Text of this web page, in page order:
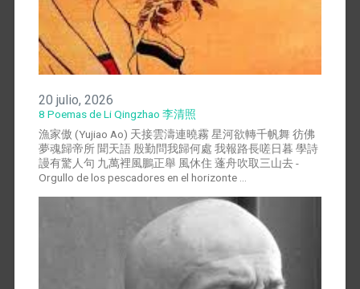
20 julio, 2026
8 Poemas de Li Qingzhao 李清照
漁家傲 (Yujiao Ao) 天接雲濤連曉霧 星河欲轉千帆舞 彷佛
夢魂歸帝所 聞天語 殷勤問我歸何處 我報路長嗟日暮 學詩
謾有驚人句 九萬裡風鵬正舉 風休住 蓬舟吹取三山去 -
Orgullo de los pescadores en el horizonte …